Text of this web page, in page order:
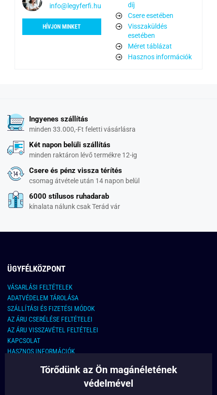
info@legyferfi.hu
HÍVJON MINKET
díj
Csere esetében
Visszaküldés
esetében
Méret táblázat
Hasznos információk
Ingyenes szállítás
minden 33.000,-Ft feletti vásárlásra
Két napon belüli szállítás
minden raktáron lévő termékre 12-ig
Csere és pénz vissza térítés
csomag átvétele után 14 napon belül
6000 stílusos ruhadarab
kínalata nálunk csak Terád vár
ÜGYFÉLKÖZPONT
VÁSARLÁSI FELTÉTELEK
ADATVÉDELEM TÁROLÁSA
SZÁLLÍTÁSI ÉS FIZETÉSI MÓDOK
AZ ÁRU CSERÉLÉSE FELTÉTELEI
AZ ÁRU VISSZAVÉTEL FELTÉTELEI
KAPCSOLAT
HASZNOS INFORMÁCIÓK
KAPCSOLATTörődünk az Ön magánéletének
védelmével